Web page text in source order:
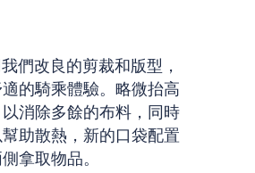
們改良的剪裁和版型，
的騎乘體驗。略微抬高
消除多餘的布料，同時
助散熱，新的口袋配置
拿取物品。